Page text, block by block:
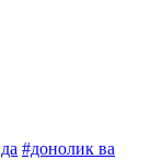
#донолик ва